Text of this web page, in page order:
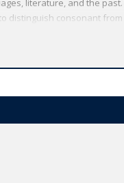
literature, and the
distinguish consonant
digital methods
experimental,